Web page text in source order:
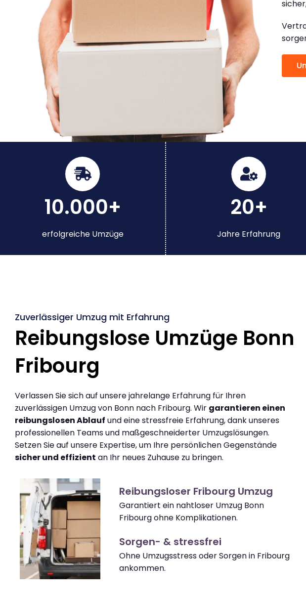
10.000+
erfolgreiche Umzüge
20+
Jahre Erfahrung
Zuverlässiger Umzug mit Erfahrung
Reibungslose Umzüge Bonn
Fribourg
Verlassen Sie sich auf unsere jahrelange Erfahrung für Ihren
zuverlässigen Umzug von Bonn nach Fribourg. Wir garantieren einen
reibungslosen Ablauf und eine stressfreie Erfahrung, dank unseres
professionellen Teams und maßgeschneiderter Umzugslösungen.
Setzen Sie auf unsere Expertise, um Ihre persönlichen Gegenstände
sicher und effizient an Ihr neues Zuhause zu bringen.
Reibungsloser Fribourg Umzug
Garantiert ein nahtloser Umzug Bonn
Fribourg ohne Komplikationen.
Sorgen- & stressfrei
Ohne Umzugsstress oder Sorgen in Fribourg
ankommen.